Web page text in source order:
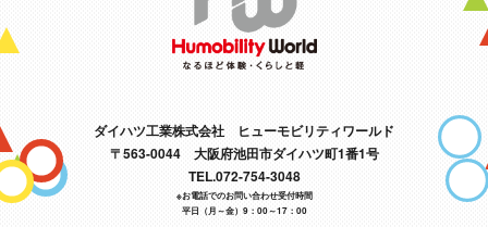
ダイハツ工業株式会社 ヒューモビリティワールド
〒563-0044 大阪府池田市ダイハツ町1番1号
TEL.072-754-3048
※お電話でのお問い合わせ受付時間
平日（月～金）9：00～17：00